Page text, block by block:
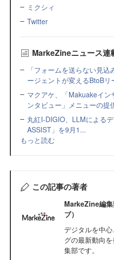
ミクシィ
Twitter
MarkeZineニュース連
「フォームを送らない見
ージェントが変えるBtoBリ
マクアケ、「Makuakeイ
ンタビュー」メニューの提
丸紅I-DIGIO、LLMによる
ASSIST」を9月1...
もっと読む
この記事の著者
MarkeZine編
ブ）
デジタルを中
グの最新動向
集部です。